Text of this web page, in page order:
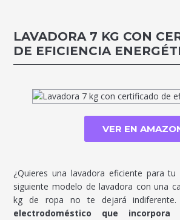
LAVADORA 7 KG CON
DE EFICIENCIA
VER EN
¿Quieres una lavadora eficiente para tu
siguiente modelo de lavadora con una
kg de ropa no te dejará indiferente.
electrodoméstico que